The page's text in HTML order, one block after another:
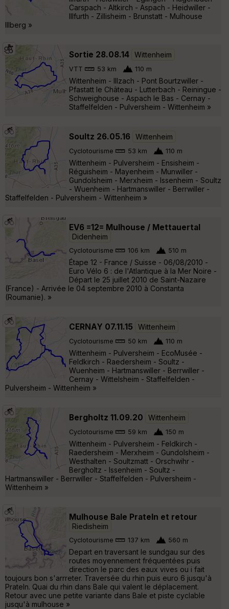
Carspach - Altkirch - Aspach - Heidwiller -
Illfurth - Zillisheim - Brunstatt - Mulhouse
Illberg »
Sortie 28.08.14 Wittenheim
VTT 53 km 110 m
Wittenheim - Illzach - Pont Bourtzwiller -
Pfastatt le Château - Lutterbach - Reiningue -
Schweighouse - Aspach le Bas - Cernay -
Staffelfelden - Pulversheim - Wittenheim »
Soultz 26.05.16 Wittenheim
Cyclotourisme 53 km 110 m
Wittenheim - Pulversheim - Ensisheim -
Réguisheim - Mayenheim - Munwiller -
Gundolsheim - Merxheim - Issenheim - Soultz
- Wuenheim - Hartmanswiller - Berrwiller -
Staffelfelden - Pulversheim - Wittenheim »
EV6 =12= Mulhouse / Mettauertal
Didenheim
Cyclotourisme 106 km 510 m
Étape 12 - France / Suisse - 06/08/2010 -
Euro Vélo 6 : de l'Atlantique à la Mer Noire -
Départ le 25 juillet 2010 de Saint-Nazaire
(France) - Arrivée le 04 septembre 2010 à Constanta
(Roumanie). »
CERNAY 07.11.15 Wittenheim
Cyclotourisme 50 km 110 m
Wittenheim - Pulversheim - EcoMusée -
Feldkirch - Raedersheim - Soultz -
Wuenheim - Hartmanswiller - Berrwiller -
Cernay - Wittelsheim - Staffelfelden -
Pulversheim - Wittenheim »
Bergholtz 11.09.20 Wittenheim
Cyclotourisme 59 km 150 m
Wittenheim - Pulversheim - Feldkirch -
Raedersheim - Merxheim - Gundolsheim -
Westhalten - Soultzmatt - Orschwihr -
Bergholtz - Issenheim - Soultz -
Hartmanswiller - Berrwiller - Staffelfelden - Pulversheim -
Wittenheim »
Mulhouse Bale Prateln et retour
Riedisheim
Cyclotourisme 137 km 560 m
Depart en traversant le sundgau sur des
routes moyennement fréquentées puis
direction le parc des eaux vives ou i fait
toujours bon s'arrreter. Traversée du rhin puis euro 6 jusqu'à
Prateln. Quai du rhin dans Bale qui valent le déplacement.
Retour avec une petite variante dans Bale et piste cyclable
jusqu'à mulhouse »